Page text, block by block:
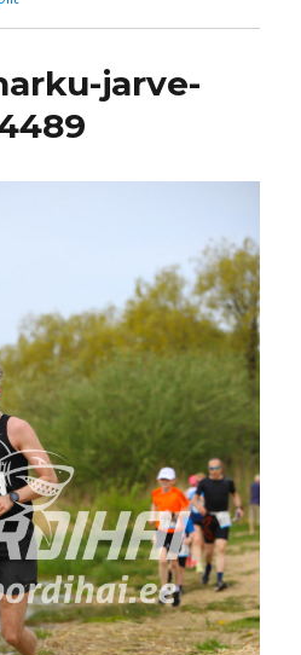
jarve-